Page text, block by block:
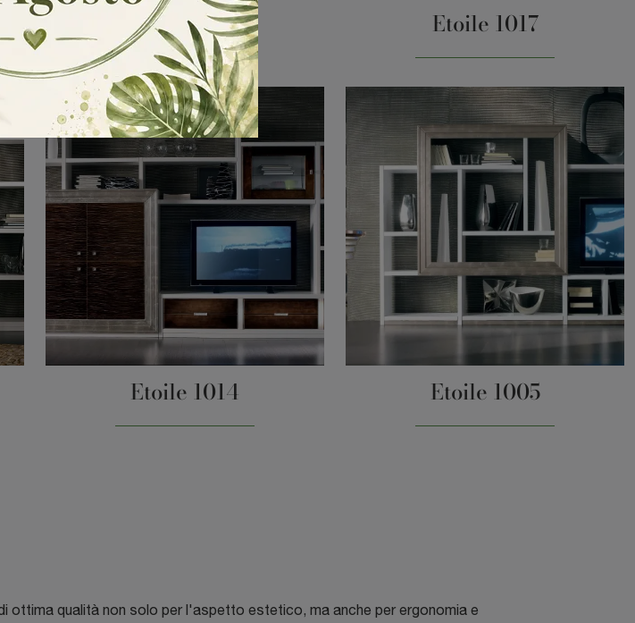
Elettra 1014 Etoile 1017
Etoile 1014 Etoile 1005
qualità non solo per l'aspetto estetico, ma anche per ergonomia e